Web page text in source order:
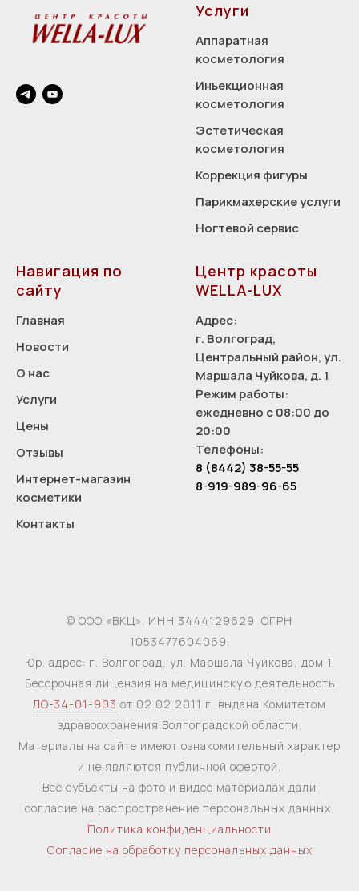
Услуги
Аппаратная
косметология
Инъекционная
косметология
Эстетическая
косметология
Коррекция фигуры
Парикмахерские услуги
Ногтевой сервис
Навигация по
сайту
Главная
Новости
О нас
Услуги
Цены
Отзывы
Интернет-магазин
косметики
Контакты
Центр красоты
WELLA-LUX
Адрес:
г. Волгоград,
Центральный район, ул.
Маршала Чуйкова, д. 1
Режим работы:
ежедневно с 08:00 до
20:00
Телефоны:
8 (8442) 38-55-55
8-919-989-96-65
© ООО «ВКЦ». ИНН 3444129629. ОГРН
1053477604069.
Юр. адрес: г. Волгоград, ул. Маршала Чуйкова, дом 1.
Бессрочная лицензия на медицинскую деятельность
ЛО-34-01-903 от 02.02.2011 г. выдана Комитетом
здравоохранения Волгоградской области.
Материалы на сайте имеют ознакомительный характер
и не являются публичной офертой.
Все субъекты на фото и видео материалах дали
согласие на распространение персональных данных.
Политика конфиденциальности
Согласие на обработку персональных данных